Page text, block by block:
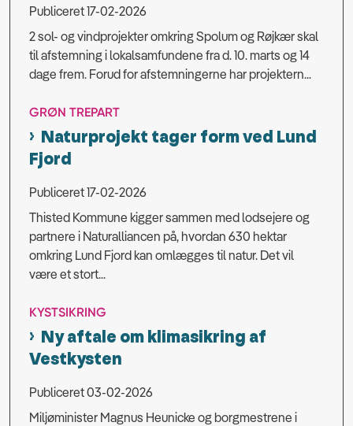
Publiceret 17-02-2026
2 sol- og vindprojekter omkring Spolum og Røjkær skal
til afstemning i lokalsamfundene fra d. 10. marts og 14
dage frem. Forud for afstemningerne har projektern...
GRØN TREPART
Naturprojekt tager form ved Lund
Fjord
Publiceret 17-02-2026
Thisted Kommune kigger sammen med lodsejere og
partnere i Naturalliancen på, hvordan 630 hektar
omkring Lund Fjord kan omlægges til natur. Det vil
være et stort...
KYSTSIKRING
Ny aftale om klimasikring af
Vestkysten
Publiceret 03-02-2026
Miljøminister Magnus Heunicke og borgmestrene i